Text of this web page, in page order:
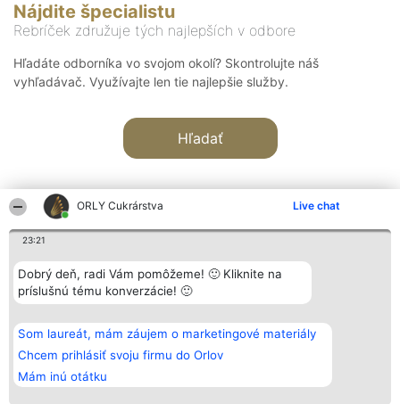
ORLY Cukrárstva Live chat
23:21
Dobrý deň, radi Vám pomôžeme! 🙂 Kliknite na
príslušnú tému konverzácie! 🙂
Som laureát, mám záujem o marketingové materiály
Chcem prihlásiť svoju firmu do Orlov
Mám inú otátku
Nájdite špecialistu
Rebríček združuje tých najlepších v odbore
Hľadáte odborníka vo svojom okolí? Skontrolujte náš
vyhľadávač. Využívajte len tie najlepšie služby.
Hľadať
Organizátor hodnotenia
Bright Side Solutions sp. z o.
o. sp. k.
Wrocław 50-079
KRS 0000749100 | Regon
381313360 | NIP 8943132676
+48 508 492 400
Hodnotenie
Laureáti
Lista
Laureatów
Podmienky
Obchodné
podmienky
ochrany
Kontakt
Kontakt